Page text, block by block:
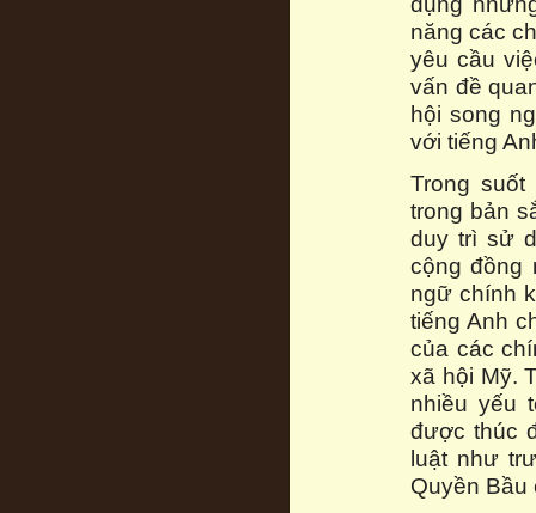
năng các
yêu cầu
vấn đề
hội song
với tiếng
Trong
trong bản
duy trì sử
cộng đồng
ngữ chính
tiếng Anh
của các
xã hội Mỹ.
nhiều yếu
được thúc
luật như
Quyền Bầu